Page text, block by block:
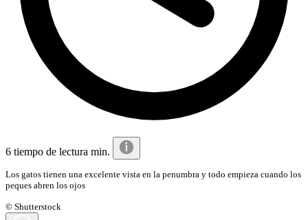
6 tiempo de lectura min.
Los gatos tienen una excelente vista en la penumbra y todo empieza cuando los
peques abren los ojos
© Shutterstock